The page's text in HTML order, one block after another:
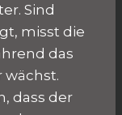
Sind
misst die
das
wächst.
dass der